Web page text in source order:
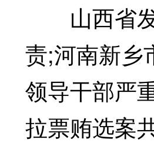
山西省发
责;河南新乡
领导干部严
拉票贿选案